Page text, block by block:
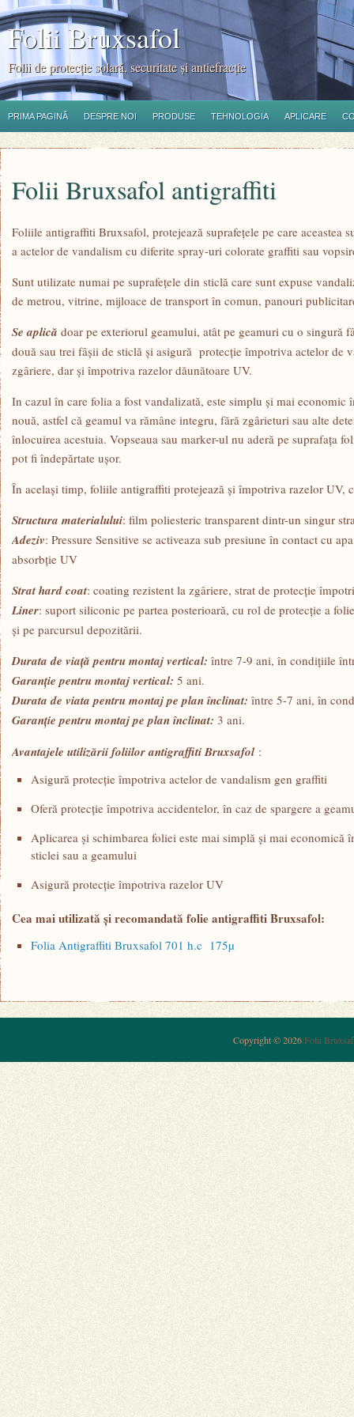
Folii Bruxsafol
Folii de protecţie solară, securitate şi antiefracţie
PRIMA PAGINĂ DESPRE NOI PRODUSE TEHNOLOGIA APLICARE
Folii Bruxsafol antigraffiti
Foliile antigraffiti Bruxsafol, protejează suprafeţele pe care aceastea
a actelor de vandalism cu diferite spray-uri colorate graffiti sau
Sunt utilizate numai pe suprafeţele din sticlă care sunt expuse
de metrou, vitrine, mijloace de transport în comun, panouri
Se aplică doar pe exteriorul geamului, atât pe geamuri cu o singură
două sau trei fâşii de sticlă şi asigură protecţie împotriva actelor de
zgâriere, dar şi împotriva razelor dăunătoare UV.
In cazul în care folia a fost vandalizată, este simplu şi mai economic
nouă, astfel că geamul va rămâne integru, fără zgârieturi sau alte
înlocuirea acestuia. Vopseaua sau marker-ul nu aderă pe suprafaţa
pot fi îndepărtate uşor.
În acelaşi timp, foliile antigraffiti protejează şi împotriva razelor UV,
Structura materialului: film poliesteric transparent dintr-un singur
Adeziv: Pressure Sensitive se activeaza sub presiune în contact cu
absorbţie UV
Strat hard coat: coating rezistent la zgâriere, strat de protecţie
Liner: suport siliconic pe partea posterioară, cu rol de protecţie a
şi pe parcursul depozitării.
Durata de viaţă pentru montaj vertical: între 7-9 ani, în condiţiile
Garanţie pentru montaj vertical: 5 ani.
Durata de viata pentru montaj pe plan înclinat: între 5-7 ani, în
Garanţie pentru montaj pe plan înclinat: 3 ani.
Avantajele utilizării foliilor antigraffiti Bruxsafol:
Asigură protecţie împotriva actelor de vandalism gen graffiti
Oferă protecţie împotriva accidentelor, în caz de spargere a
Aplicarea şi schimbarea foliei este mai simplă şi mai
sticlei sau a geamului
Asigură protecţie împotriva razelor UV
Cea mai utilizată şi recomandată folie antigraffiti Bruxsafol:
Folia Antigraffiti Bruxsafol 701 h.c 175µ
Copyright © 2026Folii